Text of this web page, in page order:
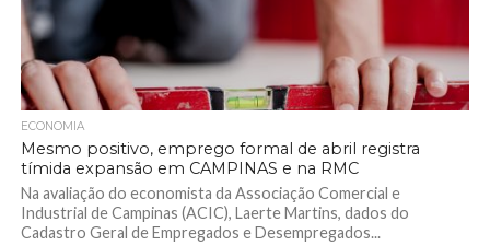
ECONOMIA
Mesmo positivo, emprego formal de abril registra
tímida expansão em CAMPINAS e na RMC
Na avaliação do economista da Associação Comercial e
Industrial de Campinas (ACIC), Laerte Martins, dados do
Cadastro Geral de Empregados e Desempregados...